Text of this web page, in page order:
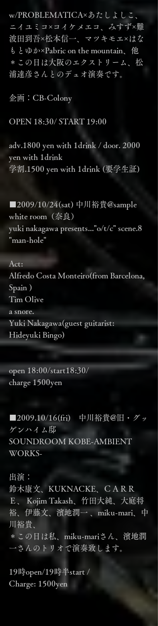
w/PROBLEMATICA×あたしよしこ、
ニイユミコ×コイケメエコ、みすず×難
波田到吾×松本信一、マツキモエ×はな
もとゆか×Pabric on the mountain、他
＊この日は大阪のエクストリーム、松
浦達彦さんとのデュオ演奏です。
企画：CB-Colony
OPEN 18:30/ START 19:00
adv.1800 yen with 1drink / door. 2000
yen with 1drink
学割.1500 yen with 1drink (要学生証)
■2009/10/24(sat) 中川裕貴@sample
white room（奈良）
yuki nakagawa presents..."o/t/c" scene.8
"man-hole"
Act:
Alfredo Costa Monteiro(from Barcelona,
Spain )
Tim Olive
a snore.
Yuki Nakagawa(guest guitarist:
Hideyuki Bingo)
open 18:00/start18:30/
charge 1500yen
■2009.10/16(fri)　中川裕貴@旧・グッ
ゲンハイム邸
SOUNDROOM KOBE-AMBIENT
WORKS-
出演：
鈴木康文、KUKNACKE、ＣＡＲＲ
Ｅ、 Kojim Takash、竹田大純、大庭将
裕、伊藤文、濱地潤一 、miku-mari、中
川裕貴、
＊この日は私、miku-mariさん、濱地潤
一さんのトリオで演奏致します。
19時open/19時半start /
Charge: 1500yen